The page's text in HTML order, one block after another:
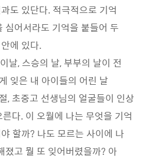
도 있단다. 적극적으로 기억
심어서라도 기억을 붙들어 두
에 있다.
날, 스승의 날, 부부의 날이 전
잊은 내 아이들의 어린 날
, 초중고 선생님의 얼굴들이 인상
다. 이 오월에 나는 무엇을 기억
할까? 나도 모르는 사이에 나
졌고 뭘 또 잊어버렸을까? 아